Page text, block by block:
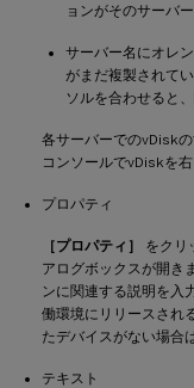
ョンがそのサーバ
サーバー名にオレ
がまだ複製されて
ソルを合わせると
各サーバーでのvDisk
コンソールでvDiskを
プロパティ
［プロパティ］ をクリ
アログボックスが開き
ンに関連する説明を入
働環境にリリースされ
たデバイスがない場合
テキスト